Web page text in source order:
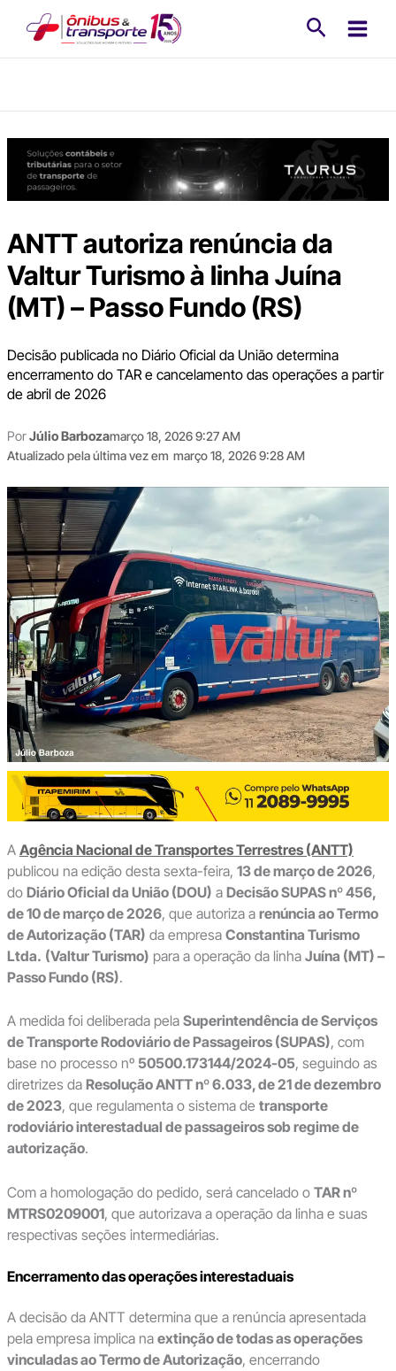
ANTT autoriza renúncia da
Valtur Turismo à linha Juína
(MT) – Passo Fundo (RS)
Decisão publicada no Diário Oficial da União determina
encerramento do TAR e cancelamento das operações a partir
de abril de 2026
PorJúlio Barbozamarço 18, 2026 9:27 AM
Atualizado pela última vez em março 18, 2026 9:28 AM
A Agência Nacional de Transportes Terrestres (ANTT)
publicou na edição desta sexta-feira, 13 de março de 2026,
do Diário Oficial da União (DOU) a Decisão SUPAS nº 456,
de 10 de março de 2026, que autoriza a renúncia ao Termo
de Autorização (TAR) da empresa Constantina Turismo
Ltda. (Valtur Turismo) para a operação da linha Juína (MT) –
Passo Fundo (RS).
A medida foi deliberada pela Superintendência de Serviços
de Transporte Rodoviário de Passageiros (SUPAS), com
base no processo nº 50500.173144/2024-05, seguindo as
diretrizes da Resolução ANTT nº 6.033, de 21 de dezembro
de 2023, que regulamenta o sistema de transporte
rodoviário interestadual de passageiros sob regime de
autorização.
Com a homologação do pedido, será cancelado o TAR nº
MTRS0209001, que autorizava a operação da linha e suas
respectivas seções intermediárias.
Encerramento das operações interestaduais
A decisão da ANTT determina que a renúncia apresentada
pela empresa implica na extinção de todas as operações
vinculadas ao Termo de Autorização, encerrando